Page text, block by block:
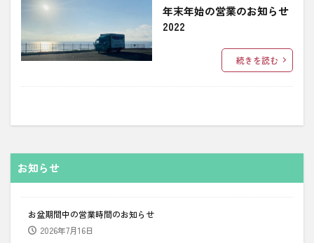
年末年始の営業のお知らせ
2022
続きを読む
お知らせ
お盆期間中の営業時間のお知らせ
2026年7月16日